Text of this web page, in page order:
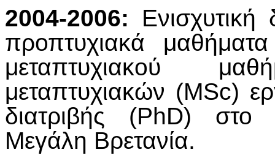
2004-2006:
προπτυχιακά
μεταπτυχιακού
μεταπτυχιακών (MSc)
διατριβής (PhD) στο
Μεγάλη Βρετανία.